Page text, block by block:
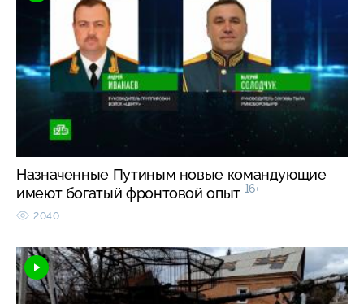
Назначенные Путиным новые командующие
имеют богатый фронтовой опыт 16+
2040